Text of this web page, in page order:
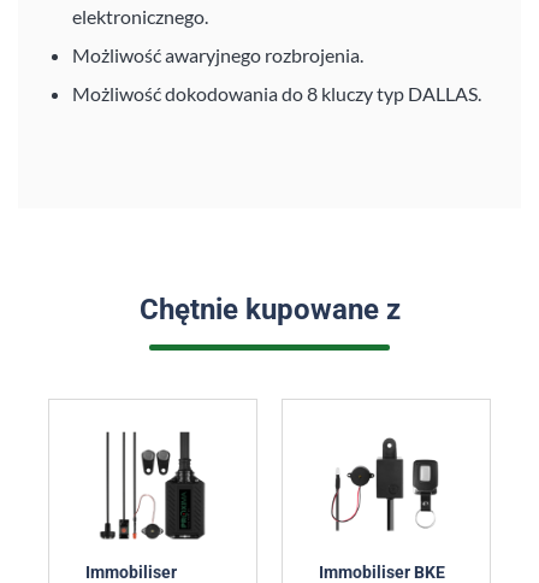
elektronicznego.
Możliwość awaryjnego rozbrojenia.
Możliwość dokodowania do 8 kluczy typ DALLAS.
Chętnie kupowane z
Immobiliser
Immobiliser BKE